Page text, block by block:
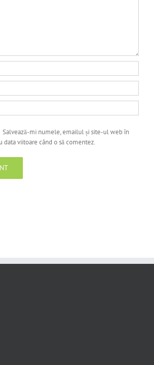
Salvează-mi numele, emailul și site-ul web în
data viitoare când o să comentez.